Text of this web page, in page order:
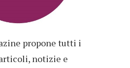
propone tutti i
notizie e